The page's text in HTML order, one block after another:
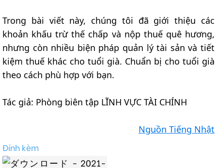
Trong bài viết này, chúng tôi đã giới thiệu các
khoản khấu trừ thế chấp và nộp thuế quê hương,
nhưng còn nhiều biện pháp quản lý tài sản và tiết
kiệm thuế khác cho tuổi già. Chuẩn bị cho tuổi già
theo cách phù hợp với bạn.
Tác giả: Phòng biên tập LĨNH VỰC TÀI CHÍNH
Nguồn Tiếng Nhật
Đính kèm